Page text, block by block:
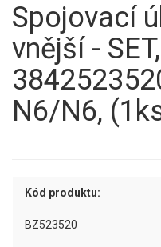
Spojovací
vnější -
N6/N6,
Kód produktu:
BZ523520